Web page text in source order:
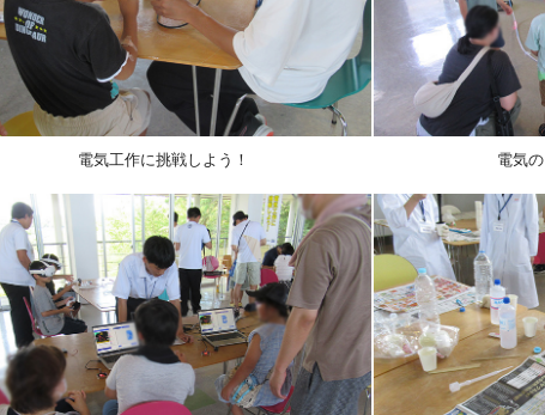
電気工作に挑戦しよう！ 電気